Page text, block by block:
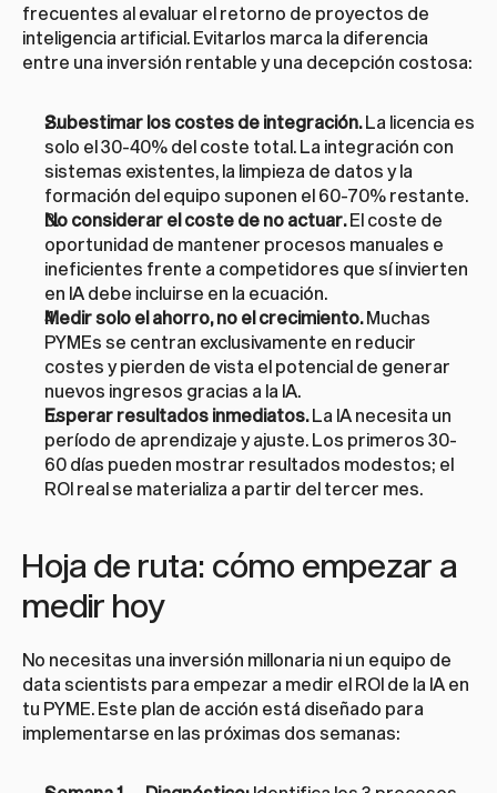
frecuentes al evaluar el retorno de proyectos de
inteligencia artificial. Evitarlos marca la diferencia
entre una inversión rentable y una decepción costosa:
Subestimar los costes de integración. La licencia es
solo el 30-40% del coste total. La integración con
sistemas existentes, la limpieza de datos y la
formación del equipo suponen el 60-70% restante.
No considerar el coste de no actuar. El coste de
oportunidad de mantener procesos manuales e
ineficientes frente a competidores que sí invierten
en IA debe incluirse en la ecuación.
Medir solo el ahorro, no el crecimiento. Muchas
PYMEs se centran exclusivamente en reducir
costes y pierden de vista el potencial de generar
nuevos ingresos gracias a la IA.
Esperar resultados inmediatos. La IA necesita un
período de aprendizaje y ajuste. Los primeros 30-
60 días pueden mostrar resultados modestos; el
ROI real se materializa a partir del tercer mes.
Hoja de ruta: cómo empezar a
medir hoy
No necesitas una inversión millonaria ni un equipo de
data scientists para empezar a medir el ROI de la IA en
tu PYME. Este plan de acción está diseñado para
implementarse en las próximas dos semanas: